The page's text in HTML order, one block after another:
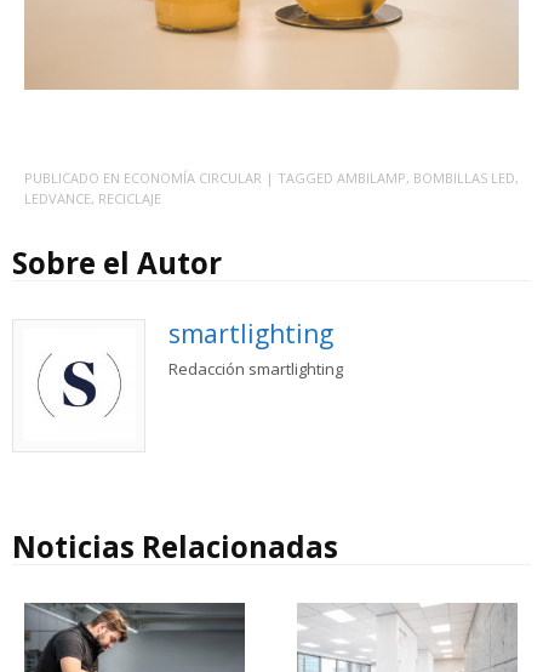
PUBLICADO EN ECONOMÍA CIRCULAR | TAGGED AMBILAMP, BOMBILLAS LED,
LEDVANCE, RECICLAJE
Sobre el Autor
smartlighting
Redacción smartlighting
Noticias Relacionadas